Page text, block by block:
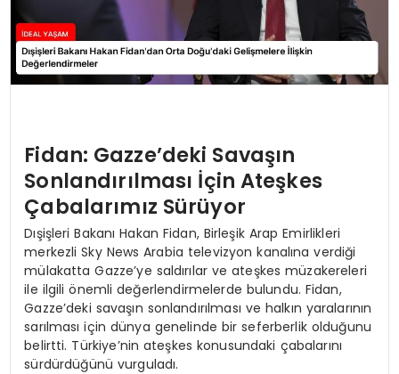
Fidan: Gazze’deki Savaşın
Sonlandırılması İçin Ateşkes
Çabalarımız Sürüyor
Dışişleri Bakanı Hakan Fidan, Birleşik Arap Emirlikleri
merkezli Sky News Arabia televizyon kanalına verdiği
mülakatta Gazze’ye saldırılar ve ateşkes müzakereleri
ile ilgili önemli değerlendirmelerde bulundu. Fidan,
Gazze’deki savaşın sonlandırılması ve halkın yaralarının
sarılması için dünya genelinde bir seferberlik olduğunu
belirtti. Türkiye’nin ateşkes konusundaki çabalarını
sürdürdüğünü vurguladı.